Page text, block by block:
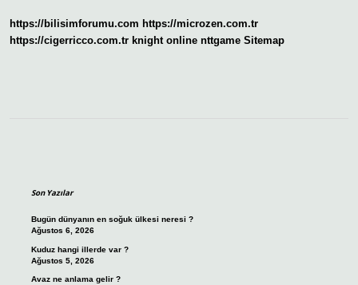
https://bilisimforumu.com https://microzen.com.tr
https://cigerricco.com.tr knight online nttgame Sitemap
Son Yazılar
Bugün dünyanın en soğuk ülkesi neresi ?
Ağustos 6, 2026
Kuduz hangi illerde var ?
Ağustos 5, 2026
Avaz ne anlama gelir ?